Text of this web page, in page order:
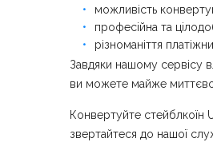
можливість
професійна та
різноманіття
Завдяки нашому сервісу
ви можете майже
Конвертуйте стейблкоїн
звертайтеся до нашої